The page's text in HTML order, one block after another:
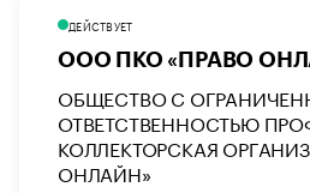
ДЕЙСТВУЕТ
ООО ПКО «ПРАВО
ОБЩЕСТВО С
ОТВЕТСТВЕННОСТЬЮ
КОЛЛЕКТОРСКАЯ
ОНЛАЙН»